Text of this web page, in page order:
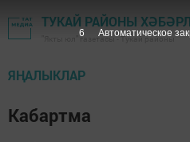
ТУКАЙ РАЙОНЫ
"Якты юл" газетасы - Тукай районы
ЯҢАЛЫКЛАР
Кабартма
5 Автоматическое